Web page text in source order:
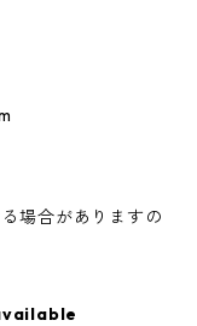
場合がありますの